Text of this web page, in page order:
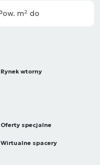
Rynek wtorny
Oferty specjalne
Wirtualne spacery